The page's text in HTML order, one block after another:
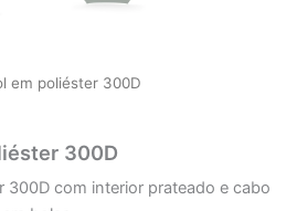
em poliéster 300D
300D
300D com interior prateado e cabo